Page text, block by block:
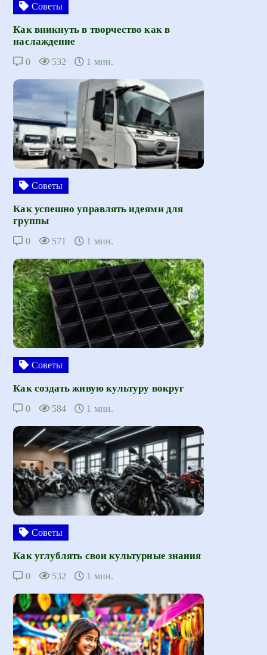
Советы
Как вникнуть в творчество как в
наслаждение
0 532 1 мин.
Советы
Как успешно управлять идеями для
группы
0 571 1 мин.
Советы
Как создать живую культуру вокруг
0 584 1 мин.
Советы
Как углублять свои культурные знания
0 532 1 мин.